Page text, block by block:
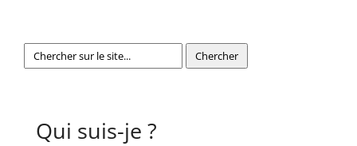
Qui suis-je ?